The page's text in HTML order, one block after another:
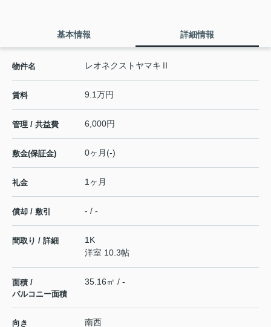
基本情報 詳細情報
物件名 レオネクストヤマキⅡ
賃料 9.1万円
管理 / 共益費 6,000円
敷金(保証金) 0ヶ月(-)
礼金 1ヶ月
償却 / 敷引 - / -
間取り / 詳細
1K
洋室 10.3帖
面積 /
バルコニー面積
35.16㎡ / -
向き 南西